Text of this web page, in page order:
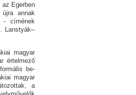
Egerben
újra annak
-címének
Lanstyák--
magyar
értelmező
be­
magyar
a